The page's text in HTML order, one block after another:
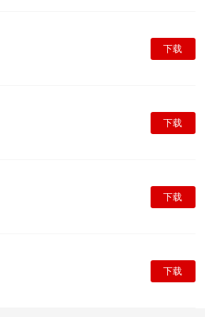
下载
下载
下载
下载